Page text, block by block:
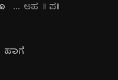
... ಆಹ || ಪ||
ಹಾಗೆ